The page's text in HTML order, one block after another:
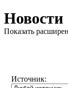
Новости
Показать
Источник: